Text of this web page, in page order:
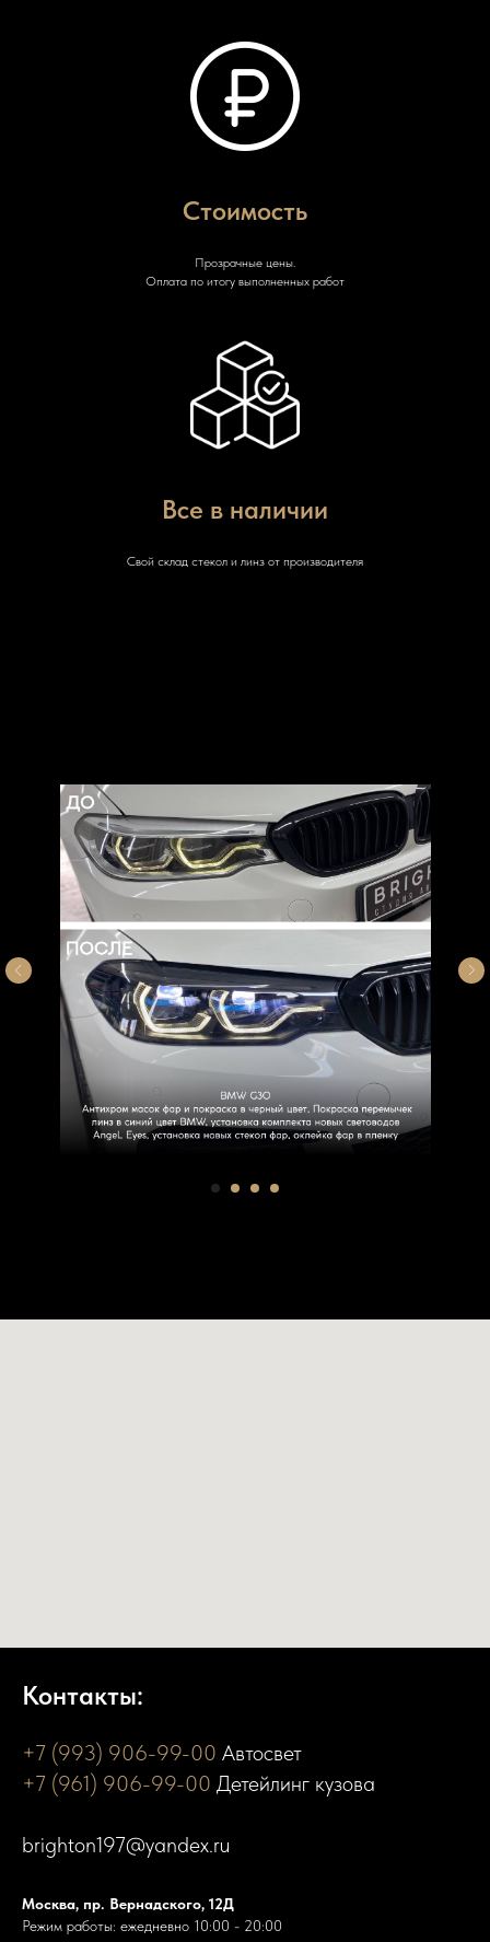
Стоимость
Прозрачные цены.
Оплата по итогу выполненных работ
Все в наличии
Свой склад стекол и линз от производителя
Контакты:
+7 (993) 906-99-00 Автосвет
+7 (961) 906-99-00 Детейлинг кузова
brighton197@yandex.ru
Москва, пр. Вернадского, 12Д
Режим работы: ежедневно 10:00 - 20:00